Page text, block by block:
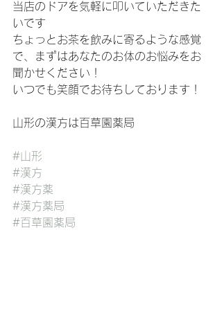
当店のドアを気軽に叩いていただきた
いです
ちょっとお茶を飲みに寄るような感覚
で、まずはあなたのお体のお悩みをお
聞かせください！
​いつでも笑顔でお待ちしております！
山形の漢方は百草園薬局
#山形
#漢方
#漢方薬
#漢方薬局
#百草園薬局